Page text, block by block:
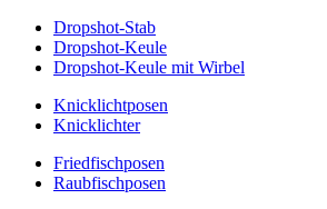
Dropshot-Stab
Dropshot-Keule
Dropshot-Keule mit Wirbel
Knicklichtposen
Knicklichter
Friedfischposen
Raubfischposen